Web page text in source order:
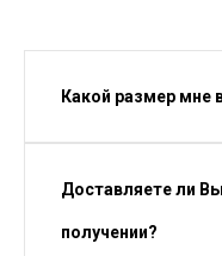
Какой размер мне
Доставляете ли
получении?